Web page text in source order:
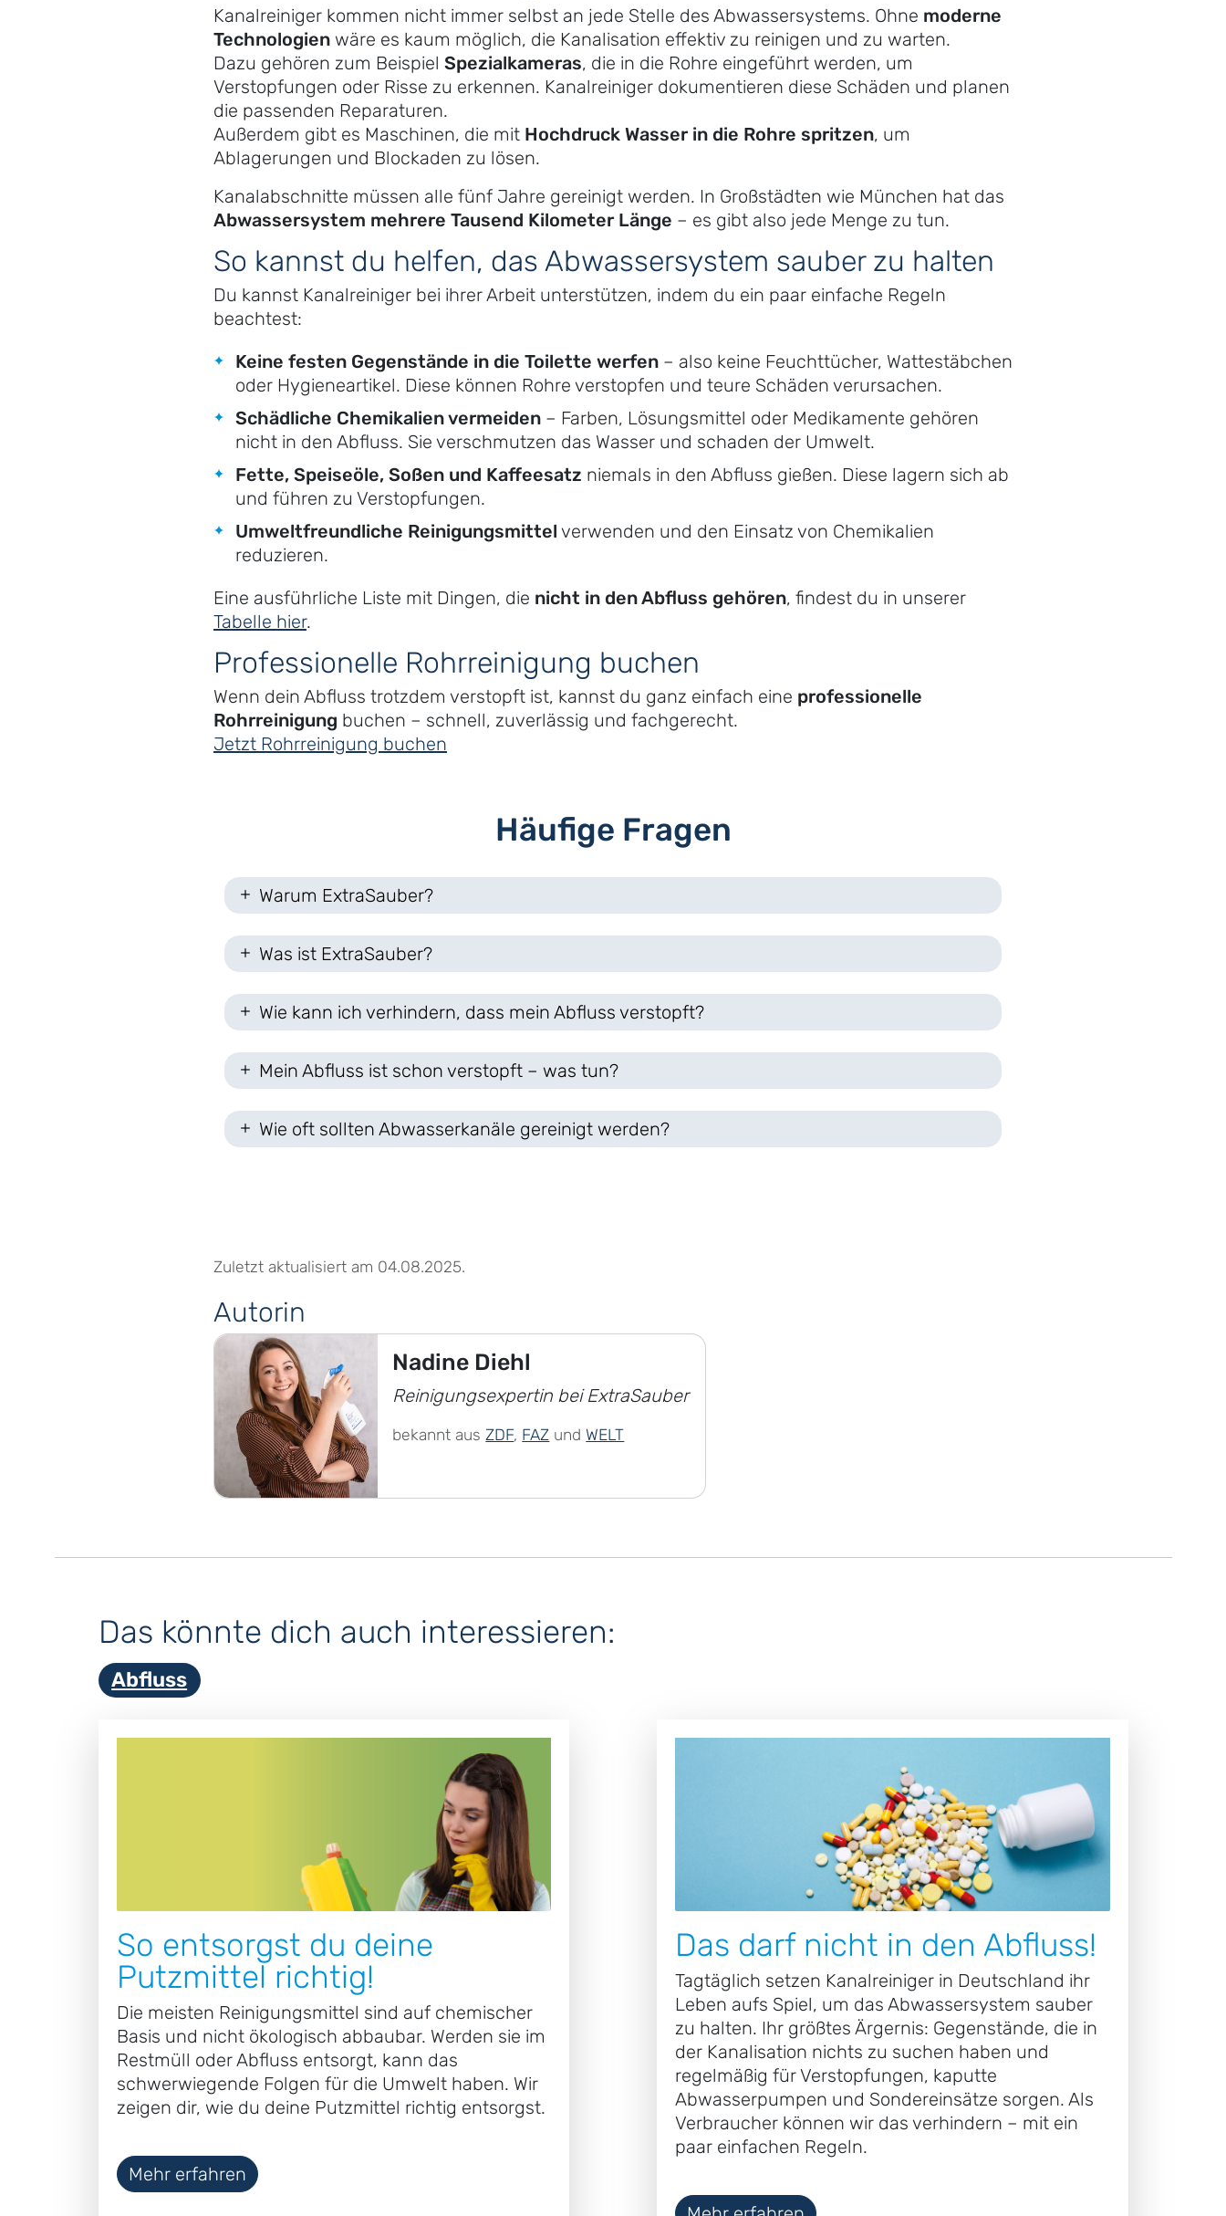
Kanalreiniger kommen nicht immer selbst an jede Stelle des Abwassersystems. Ohne moderne
Technologien wäre es kaum möglich, die Kanalisation effektiv zu reinigen und zu warten.
Dazu gehören zum Beispiel Spezialkameras, die in die Rohre eingeführt werden, um
Verstopfungen oder Risse zu erkennen. Kanalreiniger dokumentieren diese Schäden und planen
die passenden Reparaturen.
Außerdem gibt es Maschinen, die mit Hochdruck Wasser in die Rohre spritzen, um
Ablagerungen und Blockaden zu lösen.
Kanalabschnitte müssen alle fünf Jahre gereinigt werden. In Großstädten wie München hat das
Abwassersystem mehrere Tausend Kilometer Länge – es gibt also jede Menge zu tun.
So kannst du helfen, das Abwassersystem sauber zu halten
Du kannst Kanalreiniger bei ihrer Arbeit unterstützen, indem du ein paar einfache Regeln
beachtest:
Keine festen Gegenstände in die Toilette werfen – also keine Feuchttücher, Wattestäbchen
oder Hygieneartikel. Diese können Rohre verstopfen und teure Schäden verursachen.
Schädliche Chemikalien vermeiden – Farben, Lösungsmittel oder Medikamente gehören
nicht in den Abfluss. Sie verschmutzen das Wasser und schaden der Umwelt.
Fette, Speiseöle, Soßen und Kaffeesatz niemals in den Abfluss gießen. Diese lagern sich ab
und führen zu Verstopfungen.
Umweltfreundliche Reinigungsmittel verwenden und den Einsatz von Chemikalien
reduzieren.
Eine ausführliche Liste mit Dingen, die nicht in den Abfluss gehören, findest du in unserer
Tabelle hier.
Professionelle Rohrreinigung buchen
Wenn dein Abfluss trotzdem verstopft ist, kannst du ganz einfach eine professionelle
Rohrreinigung buchen – schnell, zuverlässig und fachgerecht.
Jetzt Rohrreinigung buchen
Häufige Fragen
Warum ExtraSauber?
Was ist ExtraSauber?
Wie kann ich verhindern, dass mein Abfluss verstopft?
Mein Abfluss ist schon verstopft – was tun?
Wie oft sollten Abwasserkanäle gereinigt werden?
Zuletzt aktualisiert am 04.08.2025.
Autorin
Nadine Diehl
Reinigungsexpertin bei ExtraSauber
bekannt aus ZDF, FAZ und WELT
Das könnte dich auch interessieren:
Abfluss
So entsorgst du deine
Putzmittel richtig!
Die meisten Reinigungsmittel sind auf chemischer
Basis und nicht ökologisch abbaubar. Werden sie im
Restmüll oder Abfluss entsorgt, kann das
schwerwiegende Folgen für die Umwelt haben. Wir
zeigen dir, wie du deine Putzmittel richtig entsorgst.
Mehr erfahren
Das darf nicht in den Abfluss!
Tagtäglich setzen Kanalreiniger in Deutschland ihr
Leben aufs Spiel, um das Abwassersystem sauber
zu halten. Ihr größtes Ärgernis: Gegenstände, die in
der Kanalisation nichts zu suchen haben und
regelmäßig für Verstopfungen, kaputte
Abwasserpumpen und Sondereinsätze sorgen. Als
Verbraucher können wir das verhindern – mit ein
paar einfachen Regeln.